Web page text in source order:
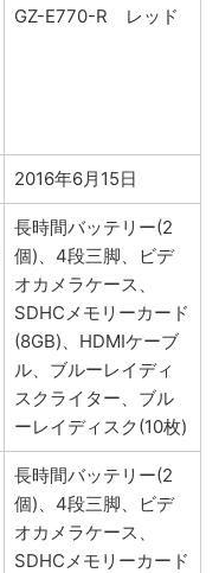
GZ-E770-R レッド
2016年6月15日
長時間バッテリー(2
個)、4段三脚、ビデ
オカメラケース、
SDHCメモリーカード
(8GB)、HDMIケーブ
ル、ブルーレイディ
スクライター、ブル
ーレイディスク(10枚)
長時間バッテリー(2
個)、4段三脚、ビデ
オカメラケース、
SDHCメモリーカード